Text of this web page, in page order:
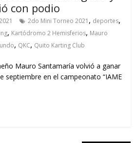
con podio
2do Mini Torneo 2021 , deportes,
, Kartódromo 2 Hemisferios, Mauro
, QKC, Quito Karting Club
Mauro Santamaría volvió a ganar
septiembre en el campeonato “IAME